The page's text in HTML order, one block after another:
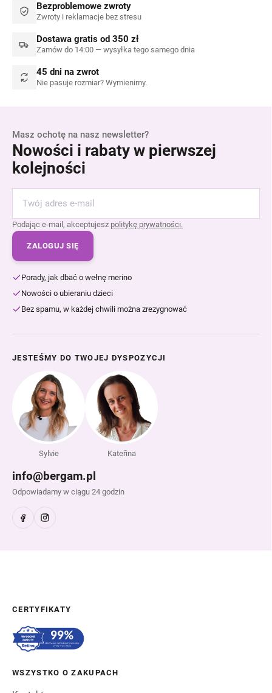
Bezproblemowe zwroty
Zwroty i reklamacje bez stresu
Dostawa gratis od 350 zł
Zamów do 14:00 — wysyłka tego samego dnia
45 dni na zwrot
Nie pasuje rozmiar? Wymienimy.
Masz ochotę na nasz newsletter?
Nowości i rabaty w pierwszej
kolejności
Podając e-mail, akceptujesz politykę prywatności.
ZALOGUJ SIĘ
Porady, jak dbać o wełnę merino
Nowości o ubieraniu dzieci
Bez spamu, w każdej chwili można zrezygnować
JESTEŚMY DO TWOJEJ DYSPOZYCJI
Sylvie Kateřina
info@bergam.pl
Odpowiadamy w ciągu 24 godzin
CERTYFIKATY
WSZYSTKO O ZAKUPACH